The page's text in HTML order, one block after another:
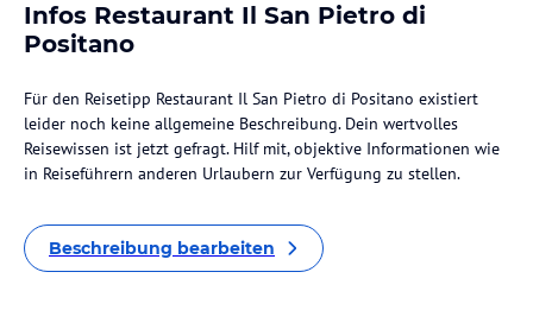
Infos Restaurant Il San Pietro di
Positano
Für den Reisetipp Restaurant Il San Pietro di Positano existiert
leider noch keine allgemeine Beschreibung. Dein wertvolles
Reisewissen ist jetzt gefragt. Hilf mit, objektive Informationen wie
in Reiseführern anderen Urlaubern zur Verfügung zu stellen.
Beschreibung bearbeiten